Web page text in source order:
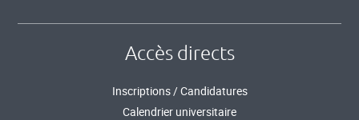
Accès directs
Inscriptions / Candidatures
Calendrier universitaire